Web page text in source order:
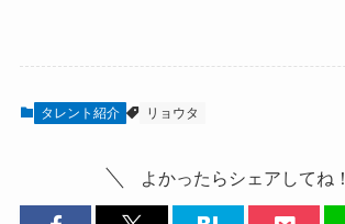
タレント紹介 リョウタ
よかったらシェアしてね！